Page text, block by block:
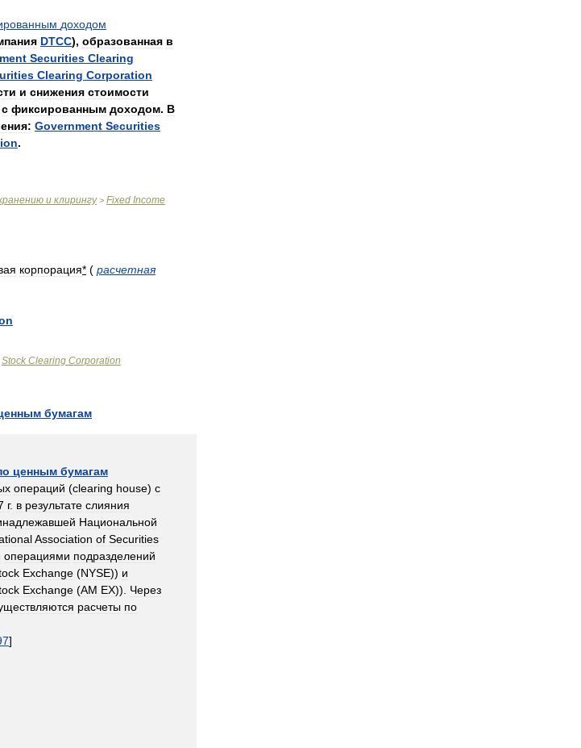
доходом
DTCC), образованная в
Securities Clearing
Clearing Corporation
и снижения стоимости
с фиксированным доходом. В
Government Securities
.
и клирингу> Fixed Income
корпорация* ( расчетная
Stock Clearing Corporation
бумагам
ценным бумагам
операций (clearing house) с
г. в результате слияния
Национальной
Association of Securities
операциями подразделений
Exchange (NYSE)) и
Exchange (AM EX)). Через
расчеты по
]